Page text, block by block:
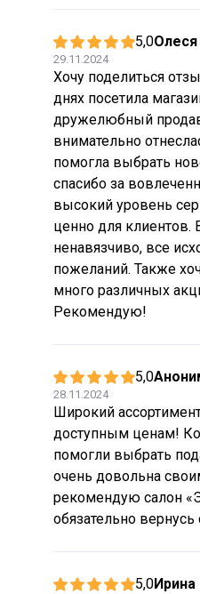
5,0Олеся
29.11.2024
Хочу поделиться
днях посетила
дружелюбный
внимательно
помогла выбрать
спасибо за
высокий уровень
ценно для
ненавязчиво, все
пожеланий. Также
много различных
Рекомендую!
5,0
28.11.2024
Широкий
доступным ценам!
помогли выбрать
очень довольна
рекомендую салон
обязательно вернусь
5,0Ирина